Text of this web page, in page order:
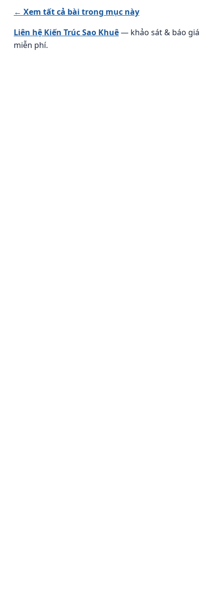
← Xem tất cả bài trong mục này
Liên hệ Kiến Trúc Sao Khuê— khảo sát & báo giá
miễn phí.